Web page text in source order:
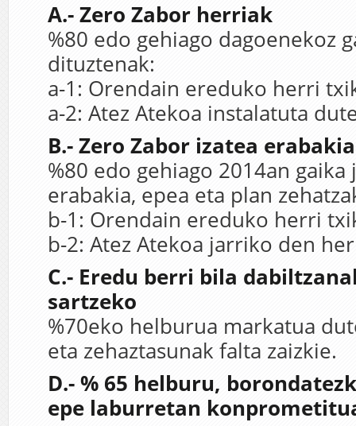
A.- Zero Zabor herriak
%80 edo gehiago dagoenekoz
dituztenak:
a-1: Orendain ereduko herri
a-2: Atez Atekoa instalatuta
B.- Zero Zabor izatea
%80 edo gehiago 2014an gaika
erabakia, epea eta plan
b-1: Orendain ereduko herri
b-2: Atez Atekoa jarriko den
C.- Eredu berri bila
sartzeko
%70eko helburua markatua
eta zehaztasunak falta zaizkie.
D.- % 65 helburu,
epe laburretan